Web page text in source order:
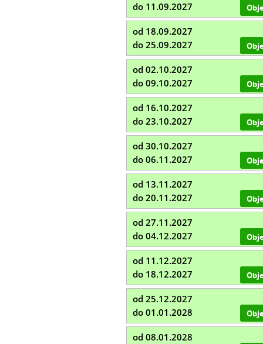
do 11.09.2027
od 18.09.2027
do 25.09.2027
od 02.10.2027
do 09.10.2027
od 16.10.2027
do 23.10.2027
od 30.10.2027
do 06.11.2027
od 13.11.2027
do 20.11.2027
od 27.11.2027
do 04.12.2027
od 11.12.2027
do 18.12.2027
od 25.12.2027
do 01.01.2028
od 08.01.2028